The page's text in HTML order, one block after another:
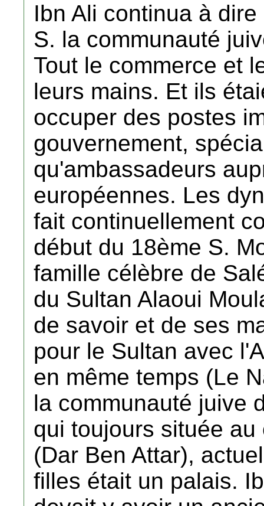
Ibn Ali continua à
S. la communauté
Tout le commerce et
leurs mains. Et ils
occuper des postes
gouvernement,
qu'ambassadeurs
européennes. Les
fait continuellement
début du 18ème S.
famille célèbre de
du Sultan Alaoui
de savoir et de ses
pour le Sultan avec
en même temps (Le
la communauté juive
qui toujours située
(Dar Ben Attar),
filles était un palais.